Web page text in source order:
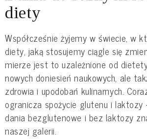
diety
Współcześnie żyjemy w świecie, w
diety, jaką stosujemy ciągle się
mierze jest to uzależnione od
nowych doniesień naukowych, ale
zdrowia i upodobań kulinarnych.
ogranicza spożycie glutenu i laktozy
dania bezglutenowe i bez laktozy
naszej galerii.